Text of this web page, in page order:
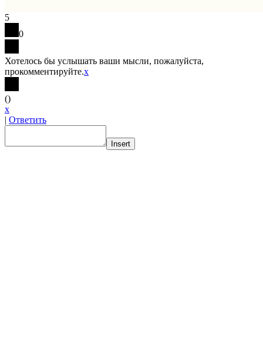
5
0
Хотелось бы услышать ваши мысли, пожалуйста,
прокомментируйте.x
()
x
| Ответить
Insert